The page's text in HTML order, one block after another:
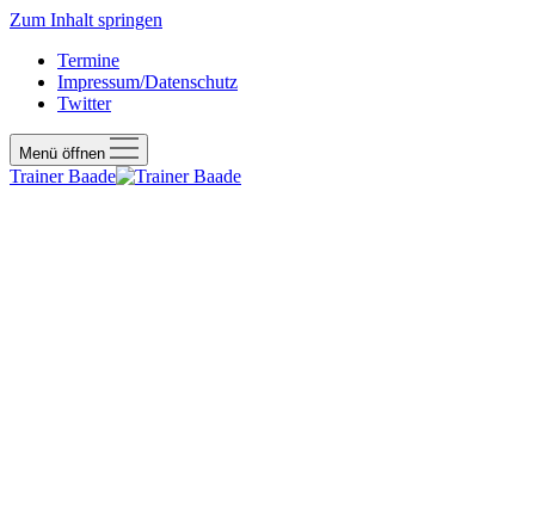
Zum Inhalt springen
Termine
Impressum/Datenschutz
Twitter
Menü öffnen
Trainer Baade